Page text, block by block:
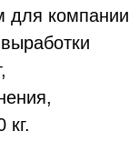
для компании